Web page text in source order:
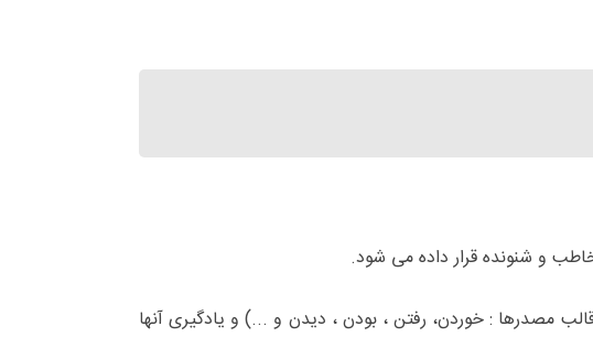
و شنونده قرار داده می شود.
قالب مصدرها : خوردن، رفتن ، بودن ، دیدن و ...) و یادگیری آنها